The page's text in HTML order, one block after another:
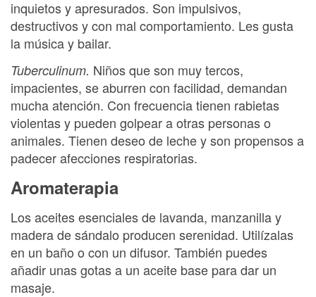
inquietos y apresurados. Son impulsivos,
destructivos y con mal comportamiento. Les gusta
la música y bailar.
Tuberculinum. Niños que son muy tercos,
impacientes, se aburren con facilidad, demandan
mucha atención. Con frecuencia tienen rabietas
violentas y pueden golpear a otras personas o
animales. Tienen deseo de leche y son propensos a
padecer afecciones respiratorias.
Aromaterapia
Los aceites esenciales de lavanda, manzanilla y
madera de sándalo producen serenidad. Utilízalas
en un baño o con un difusor. También puedes
añadir unas gotas a un aceite base para dar un
masaje.